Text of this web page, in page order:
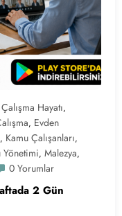
Çalışma Hayatı,
, Evden
, Kamu Çalışanları,
Yönetimi, Malezya,
0 Yorumlar
2 Gün